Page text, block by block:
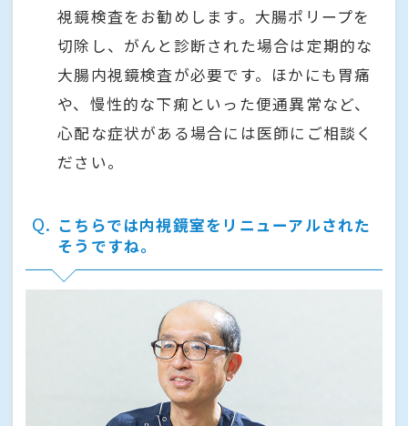
視鏡検査をお勧めします。大腸ポリープを
切除し、がんと診断された場合は定期的な
大腸内視鏡検査が必要です。ほかにも胃痛
や、慢性的な下痢といった便通異常など、
心配な症状がある場合には医師にご相談く
ださい。
Q
こちらでは内視鏡室をリニューアルされた
そうですね。